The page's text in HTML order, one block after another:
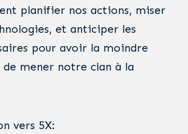
planifier nos actions, miser
et anticiper les
pour avoir la moindre
mener notre clan à la
vers 5X: